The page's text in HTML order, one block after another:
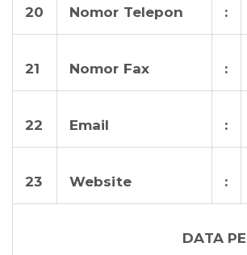
20 Nomor Telepon :
21 Nomor Fax :
22 Email :
23 Website :
DATA